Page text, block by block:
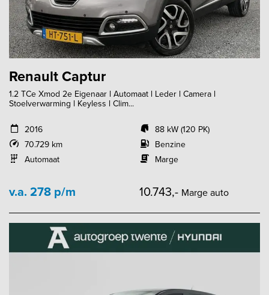
Renault Captur
1.2 TCe Xmod 2e Eigenaar l Automaat l Leder l Camera l
Stoelverwarming l Keyless l Clim...
2016
70.729 km
Automaat
88 kW (120 PK)
Benzine
Marge
v.a. 278 p/m 10.743,- Marge auto